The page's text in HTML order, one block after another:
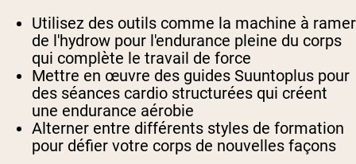
Utilisez des outils comme la machine à ramer
de l'hydrow pour l'endurance pleine du corps
qui complète le travail de force
Mettre en œuvre des guides Suuntoplus pour
des séances cardio structurées qui créent
une endurance aérobie
Alterner entre différents styles de formation
pour défier votre corps de nouvelles façons